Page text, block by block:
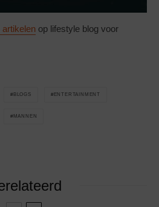
artikelen op lifestyle blog voor
BLOGS ENTERTAINMENT
MANNEN